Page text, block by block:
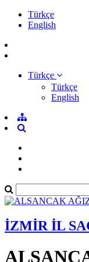
Türkçe
English
Türkçe
Türkçe
English
İZMİR İL